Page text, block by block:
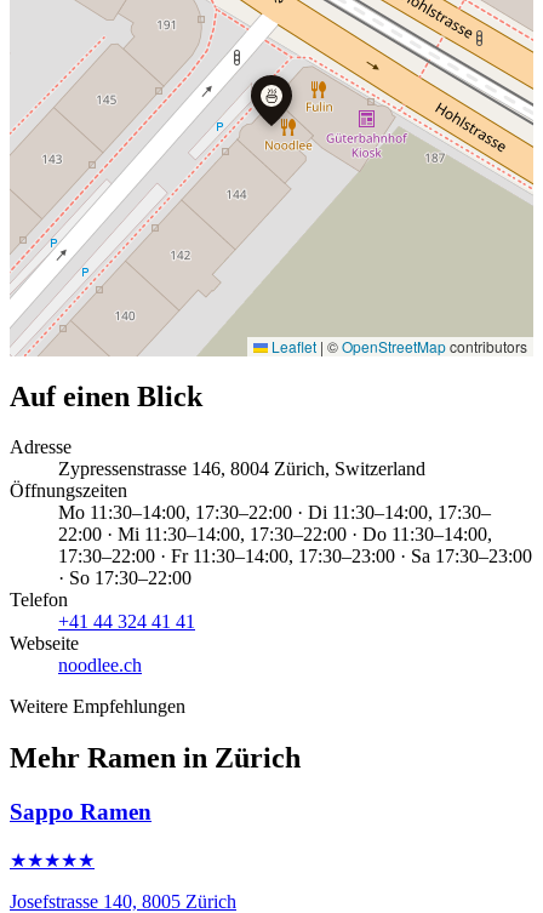
🍜
Leaflet | ©OpenStreetMapcontributors
Auf einen Blick
Adresse
Zypressenstrasse 146, 8004 Zürich, Switzerland
Öffnungszeiten
Mo 11:30–14:00, 17:30–22:00 · Di 11:30–14:00, 17:30–
22:00 · Mi 11:30–14:00, 17:30–22:00 · Do 11:30–14:00,
17:30–22:00 · Fr 11:30–14:00, 17:30–23:00 · Sa 17:30–23:00
· So 17:30–22:00
Telefon
+41 44 324 41 41
Webseite
noodlee.ch
Weitere Empfehlungen
Mehr Ramen in Zürich
Sappo Ramen
★★★★★
Josefstrasse 140, 8005 Zürich